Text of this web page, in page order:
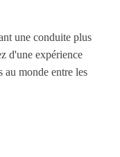
une conduite plus
d'une expérience
au monde entre les